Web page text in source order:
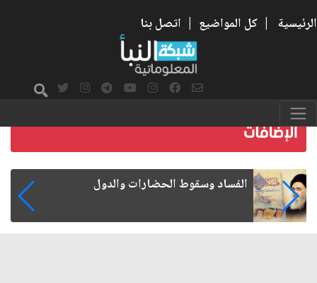
الرئيسية | كل المواضيع | اتصل بنا
رواتب الموظفين على صفيح ساخن